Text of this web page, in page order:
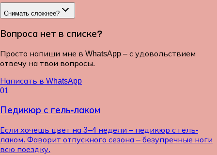
Снимать сложнее?
Вопроса нет в списке?
Просто напиши мне в WhatsApp – с удовольствием
отвечу на твои вопросы.
Написать в WhatsApp
01
Педикюр с гель-лаком
Если хочешь цвет на 3–4 недели – педикюр с гель-
лаком. Фаворит отпускного сезона – безупречные ноги
всю поездку.